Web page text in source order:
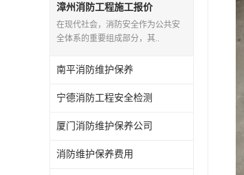
漳州消防工程施工报价
在现代社会，消防安全作为公共安
全体系的重要组成部分，其..
南平消防维护保养
宁德消防工程安全检测
厦门消防维护保养公司
消防维护保养费用